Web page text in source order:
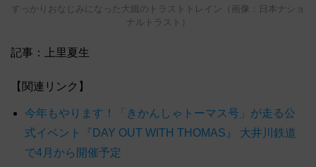
すっかりおなじみになった大鐵のトラストトレイン（画像：日本ナショ
ナルトラスト）
記事：上里夏生
【関連リンク】
今年もやります！「きかんしゃトーマス号」が走る公
式イベント『DAY OUT WITH THOMAS』 大井川鉄道
で4月から開催予定